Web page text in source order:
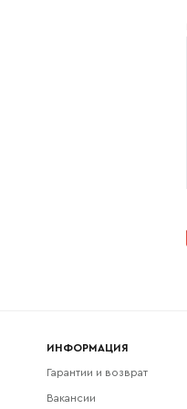
ИНФОРМАЦИЯ
Гарантии и возврат
Вакансии